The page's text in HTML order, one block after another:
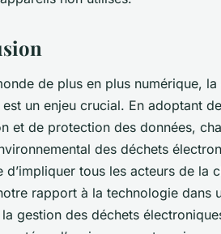
de plus en plus numérique,
un enjeu crucial. En adoptant
et de protection des données,
des déchets
d’impliquer tous les acteurs de la
rapport à la technologie dans
gestion des déchets